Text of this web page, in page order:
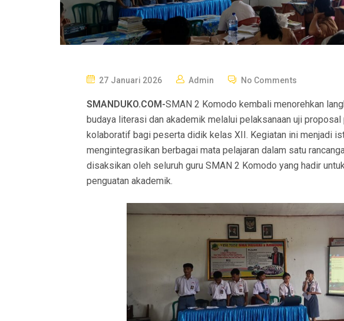
P
S
T
E
D
O
N
27 Januari 2026 Admin No Comments
SMANDUKO.COM-SMAN 2 Komodo kembali menorehkan
budaya literasi dan akademik melalui pelaksanaan uji proposal
kolaboratif bagi peserta didik kelas XII. Kegiatan ini menjadi
mengintegrasikan berbagai mata pelajaran dalam satu
disaksikan oleh seluruh guru SMAN 2 Komodo yang hadir
penguatan akademik.